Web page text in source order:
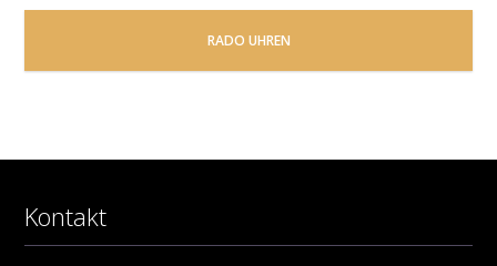
RADO UHREN
Kontakt